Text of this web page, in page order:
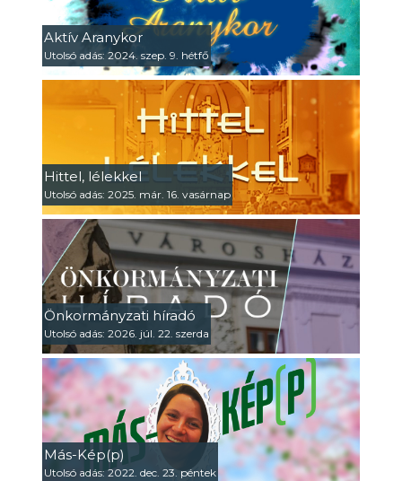
Aktív Aranykor
Utolsó adás: 2024. szep. 9. hétfő
Hittel, lélekkel
Utolsó adás: 2025. már. 16. vasárnap
Önkormányzati híradó
Utolsó adás: 2026. júl. 22. szerda
Más-Kép(p)
Utolsó adás: 2022. dec. 23. péntek